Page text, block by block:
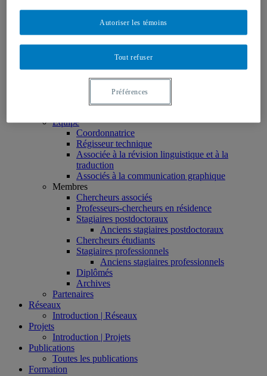
Twitter
Instagram
Accueil
Équipe
Coordonnatrice
Régisseur technique
Associée à la révision linguistique et à la
traduction
Associés à la communication graphique
Membres
Chercheurs associés
Professeurs-chercheurs en résidence
Stagiaires postdoctoraux
Anciens stagiaires postdoctoraux
Chercheurs étudiants
Stagiaires professionnels
Anciens stagiaires professionnels
Diplômés
Archives
Partenaires
Réseaux
Introduction | Réseaux
Projets
Introduction | Projets
Publications
Toutes les publications
Formation
Tout refuser
Autoriser les témoins
Préférences